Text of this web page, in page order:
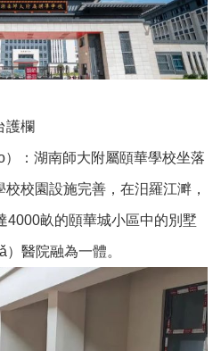
護欄
：湖南師大附屬頤華學校坐落
校園設施完善，在汨羅江溿，
4000畝的頤華城小區中的別墅
醫院融為一體。